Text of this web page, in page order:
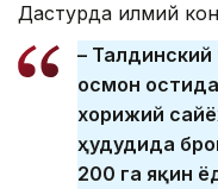
Дастурда илмий
– Талдинский
осмон
хорижий
ҳудудида
200 га яқин